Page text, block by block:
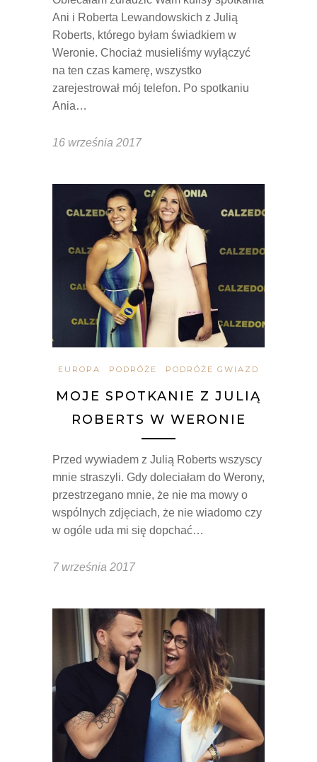
Ani i Roberta Lewandowskich z Julią
Roberts, którego byłam świadkiem w
Weronie. Chociaż musieliśmy wyłączyć
na ten czas kamerę, wszystko
zarejestrował mój telefon. Po spotkaniu
Ania…
16 września 2017
EUROPA PODRÓŻE PODRÓŻE GWIAZD
MOJE SPOTKANIE Z JULIĄ
ROBERTS W WERONIE
Przed wywiadem z Julią Roberts wszyscy
mnie straszyli. Gdy doleciałam do Werony,
przestrzegano mnie, że nie ma mowy o
wspólnych zdjęciach, że nie wiadomo czy
w ogóle uda mi się dopchać…
7 września 2017